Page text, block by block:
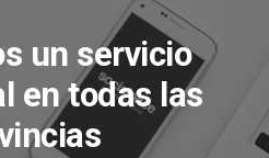
un servicio
en todas las